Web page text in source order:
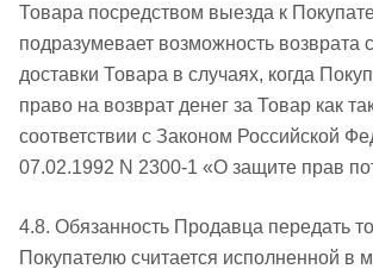
Товара посредством выезда к
подразумевает возможность возврата
доставки Товара в случаях, когда
право на возврат денег за Товар как
соответствии с Законом Российской
07.02.1992 N 2300-1 «О защите прав
4.8. Обязанность Продавца передать
Покупателю считается исполненной в